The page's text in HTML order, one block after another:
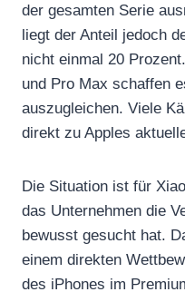
der gesamten Serie
liegt der Anteil jedoch
nicht einmal 20
und Pro Max schaffen
auszugleichen. Viele
direkt zu Apples
Die Situation ist für
das Unternehmen die
bewusst gesucht hat.
einem direkten
des iPhones im